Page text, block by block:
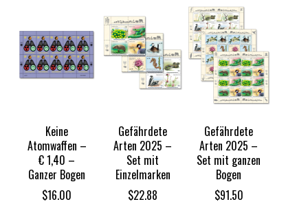
Keine
Atomwaffen –
€ 1,40 –
Ganzer Bogen
$16.00
Gefährdete
Arten 2025 –
Set mit
Einzelmarken
$22.88
Gefährdete
Arten 2025 –
Set mit ganzen
Bogen
$91.50